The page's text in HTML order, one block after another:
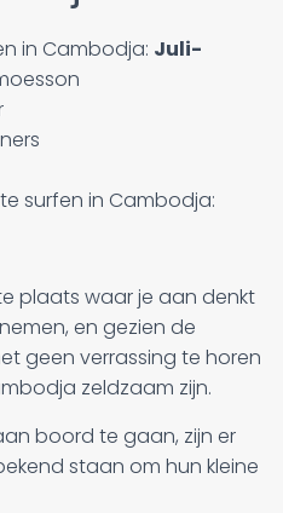
in Cambodja: Juli-
surfen in Cambodja:
plaats waar je aan denkt
en gezien de
geen verrassing te horen
zeldzaam zijn.
boord te gaan, zijn er
staan om hun kleine